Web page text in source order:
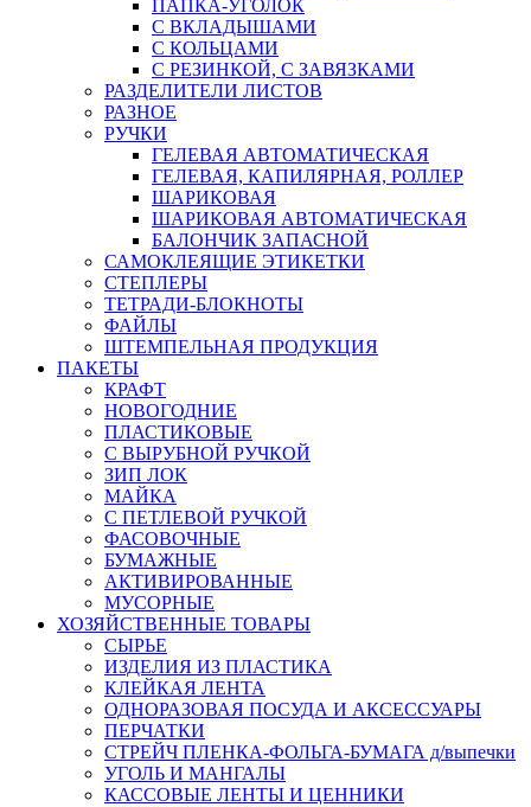
ПАПКА-УГОЛОК
С ВКЛАДЫШАМИ
С КОЛЬЦАМИ
С РЕЗИНКОЙ, С ЗАВЯЗКАМИ
РАЗДЕЛИТЕЛИ ЛИСТОВ
РАЗНОЕ
РУЧКИ
ГЕЛЕВАЯ АВТОМАТИЧЕСКАЯ
ГЕЛЕВАЯ, КАПИЛЯРНАЯ, РОЛЛЕР
ШАРИКОВАЯ
ШАРИКОВАЯ АВТОМАТИЧЕСКАЯ
БАЛОНЧИК ЗАПАСНОЙ
САМОКЛЕЯЩИЕ ЭТИКЕТКИ
СТЕПЛЕРЫ
ТЕТРАДИ-БЛОКНОТЫ
ФАЙЛЫ
ШТЕМПЕЛЬНАЯ ПРОДУКЦИЯ
ПАКЕТЫ
КРАФТ
НОВОГОДНИЕ
ПЛАСТИКОВЫЕ
С ВЫРУБНОЙ РУЧКОЙ
ЗИП ЛОК
МАЙКА
С ПЕТЛЕВОЙ РУЧКОЙ
ФАСОВОЧНЫЕ
БУМАЖНЫЕ
АКТИВИРОВАННЫЕ
МУСОРНЫЕ
ХОЗЯЙСТВЕННЫЕ ТОВАРЫ
СЫРЬЕ
ИЗДЕЛИЯ ИЗ ПЛАСТИКА
КЛЕЙКАЯ ЛЕНТА
ОДНОРАЗОВАЯ ПОСУДА И АКСЕССУАРЫ
ПЕРЧАТКИ
СТРЕЙЧ ПЛЕНКА-ФОЛЬГА-БУМАГА д/выпечки
УГОЛЬ И МАНГАЛЫ
КАССОВЫЕ ЛЕНТЫ И ЦЕННИКИ